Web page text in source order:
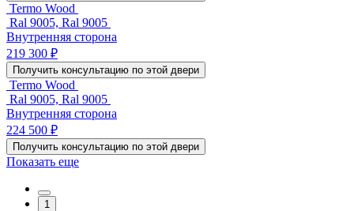
Termo Wood
Ral 9005, Ral 9005
Внутренняя сторона
219 300 ₽
Получить консультацию по этой двери
Termo Wood
Ral 9005, Ral 9005
Внутренняя сторона
224 500 ₽
Получить консультацию по этой двери
Показать еще
1